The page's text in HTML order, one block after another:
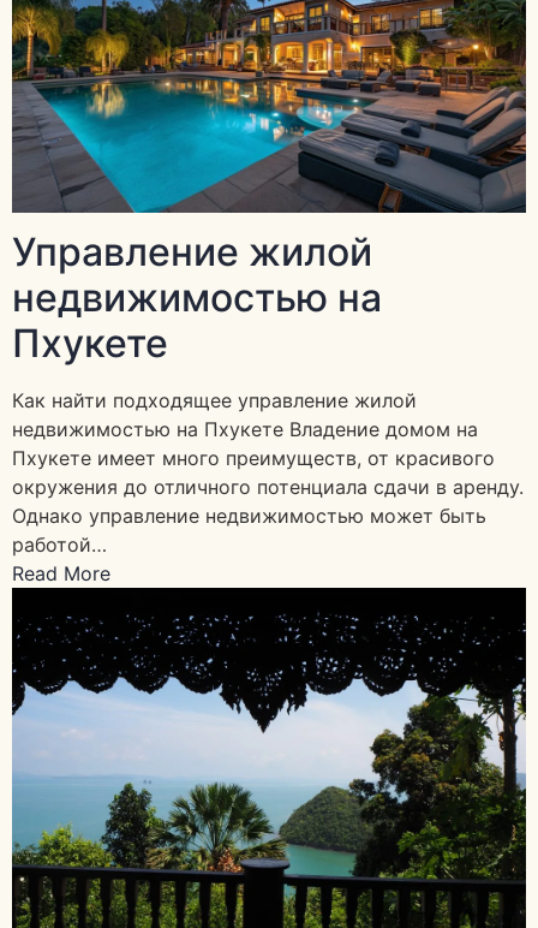
Управление жилой
недвижимостью на
Пхукете
Как найти подходящее управление жилой
недвижимостью на Пхукете Владение домом на
Пхукете имеет много преимуществ, от красивого
окружения до отличного потенциала сдачи в аренду.
Однако управление недвижимостью может быть
работой…
Read More